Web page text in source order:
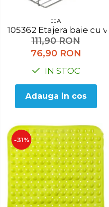
JJA
105362 Etajera baie
111,90 RON
76,90 RON
IN STOC
Adauga in cos
-31%